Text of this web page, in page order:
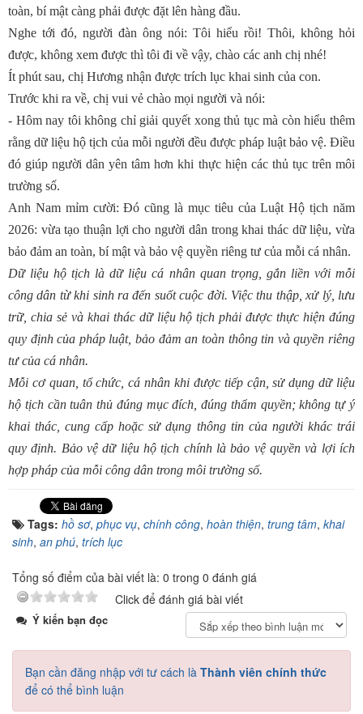
toàn, bí mật càng phải được đặt lên hàng đầu.
Nghe tới đó, người đàn ông nói: Tôi hiểu rồi! Thôi, không hỏi
được, không xem được thì tôi đi về vậy, chào các anh chị nhé!
Ít phút sau, chị Hương nhận được trích lục khai sinh của con.
Trước khi ra về, chị vui vẻ chào mọi người và nói:
- Hôm nay tôi không chỉ giải quyết xong thủ tục mà còn hiểu thêm
rằng dữ liệu hộ tịch của mỗi người đều được pháp luật bảo vệ. Điều
đó giúp người dân yên tâm hơn khi thực hiện các thủ tục trên môi
trường số.
Anh Nam mỉm cười: Đó cũng là mục tiêu của Luật Hộ tịch năm
2026: vừa tạo thuận lợi cho người dân trong khai thác dữ liệu, vừa
bảo đảm an toàn, bí mật và bảo vệ quyền riêng tư của mỗi cá nhân.
Dữ liệu hộ tịch là dữ liệu cá nhân quan trọng, gắn liền với mỗi
công dân từ khi sinh ra đến suốt cuộc đời. Việc thu thập, xử lý, lưu
trữ, chia sẻ và khai thác dữ liệu hộ tịch phải được thực hiện đúng
quy định của pháp luật, bảo đảm an toàn thông tin và quyền riêng
tư của cá nhân.
Mỗi cơ quan, tổ chức, cá nhân khi được tiếp cận, sử dụng dữ liệu
hộ tịch cần tuân thủ đúng mục đích, đúng thẩm quyền; không tự ý
khai thác, cung cấp hoặc sử dụng thông tin của người khác trái
quy định. Bảo vệ dữ liệu hộ tịch chính là bảo vệ quyền và lợi ích
hợp pháp của mỗi công dân trong môi trường số.
Tags: hồ sơ, phục vụ, chính công, hoàn thiện, trung tâm, khai
sinh, an phú, trích lục
Tổng số điểm của bài viết là: 0 trong 0 đánh giá
Click để đánh giá bài viết
Ý kiến bạn đọc
Bạn cần đăng nhập với tư cách là Thành viên chính thức
để có thể bình luận